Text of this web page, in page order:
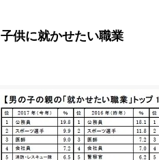
子供に就かせたい職業